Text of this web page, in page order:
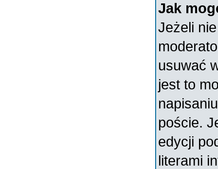
Jak
Jeżeli
usuwać
jest to
poście.
edycji
literami